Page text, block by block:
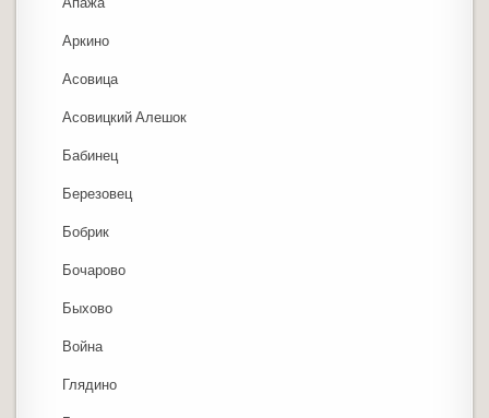
Аркино
Асовица
Асовицкий Алешок
Бабинец
Березовец
Бобрик
Бочарово
Быхово
Война
Глядино